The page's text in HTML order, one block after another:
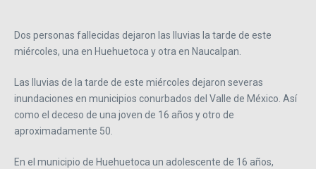
Dos personas fallecidas dejaron las lluvias la tarde de este
miércoles, una en Huehuetoca y otra en Naucalpan.
Las lluvias de la tarde de este miércoles dejaron severas
inundaciones en municipios conurbados del Valle de México. Así
como el deceso de una joven de 16 años y otro de
aproximadamente 50.
En el municipio de Huehuetoca un adolescente de 16 años,